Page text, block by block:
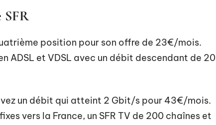
SFR
position pour son offre de 23€/mois.
ADSL et VDSL avec un débit descendant de 20
un débit qui atteint 2 Gbit/s pour 43€/mois.
vers la France, un SFR TV de 200 chaînes et